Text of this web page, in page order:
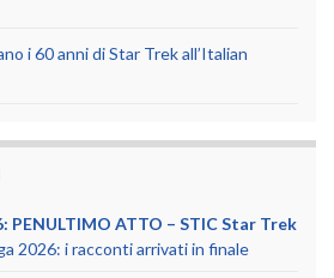
i 60 anni di Star Trek all’Italian
PENULTIMO ATTO – STIC Star Trek
2026: i racconti arrivati in finale